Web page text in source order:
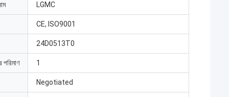
LGMC
CE, ISO9001
24D0513T0
পরিমাণ 1
Negotiated